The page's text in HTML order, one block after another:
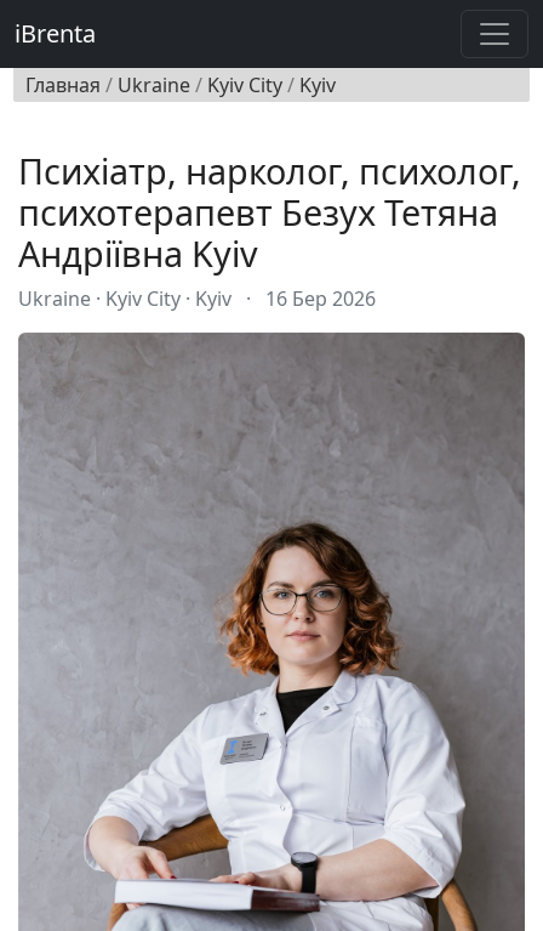
iBrenta
Главная / Ukraine/ Kyiv City/ Kyiv
Психіатр, нарколог, психолог,
психотерапевт Безух Тетяна
Андріївна Kyiv
Ukraine · Kyiv City · Kyiv · 16 Бер 2026